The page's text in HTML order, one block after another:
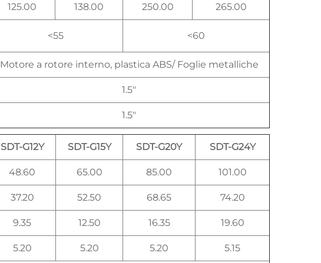
125.00 138.00 250.00 265.00
<55 <60
Motore a rotore interno, plastica ABS/ Foglie metalliche
1.5"
1.5"
SDT-G12Y SDT-G15Y SDT-G20Y SDT-G24Y
48.60 65.00 85.00 101.00
37.20 52.50 68.65 74.20
9.35 12.50 16.35 19.60
5.20 5.20 5.20 5.15